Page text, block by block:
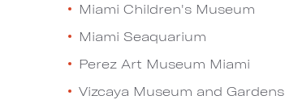
Miami Children's Museum
Miami Seaquarium
Perez Art Museum Miami
Vizcaya Museum and Gardens